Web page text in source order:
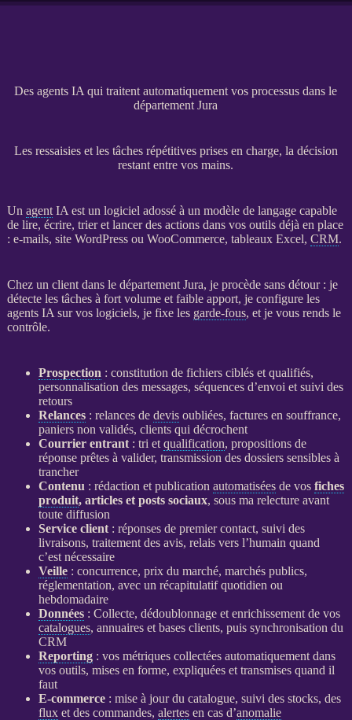
Des agents IA qui traitent automatiquement vos processus dans le
département Jura
Les ressaisies et les tâches répétitives prises en charge, la décision
restant entre vos mains.
Un agent IA est un logiciel adossé à un modèle de langage capable
de lire, écrire, trier et lancer des actions dans vos outils déjà en place
: e-mails, site WordPressou WooCommerce, tableaux Excel, CRM.
Chez un client dans le département Jura, je procède sans détour : je
détecte les tâches à fort volume et faible apport, je configure les
agents IA sur vos logiciels, je fixe les garde-fous, et je vous rends le
contrôle.
Prospection : constitution de fichiers ciblés et qualifiés,
personnalisation des messages, séquences d’envoi et suivi des
retours
Relances: relancesde devisoubliées, factures en souffrance,
paniers non validés, clients qui décrochent
Courrier entrant: tri et qualification, propositions de
réponse prêtes à valider, transmission des dossiers sensibles à
trancher
Contenu : rédaction et publication automatiséesde vos fiches
produit, articles et posts sociaux, sous ma relecture avant
toute diffusion
Service client: réponses de premier contact, suivi des
livraisons, traitement des avis, relais vers l’humain quand
c’est nécessaire
Veille: concurrence, prix du marché, marchés publics,
réglementation, avec un récapitulatif quotidien ou
hebdomadaire
Données: Collecte, dédoublonnage et enrichissement de vos
catalogues, annuaires et bases clients, puis synchronisation du
CRM
Reporting: vos métriques collectées automatiquement dans
vos outils, mises en forme, expliquées et transmises quand il
faut
E-commerce: mise à jour du catalogue, suivi des stocks, des
fluxet des commandes, alertesen cas d’anomalie